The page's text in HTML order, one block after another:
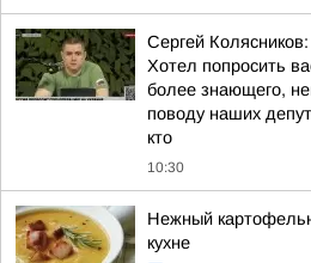
Сергей
Хотел попросить
более знающего,
поводу наших
кто
10:30
Нежный
кухне